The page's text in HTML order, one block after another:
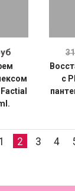
с
1 2 3 4